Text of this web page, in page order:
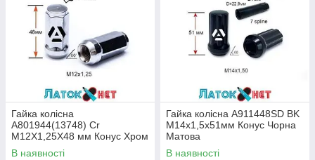
Гайка колісна
A801944(13748) Cr
M12Х1,25X48 мм Конус Хром
Ключ 19 мм
В наявності
Гайка колісна A911448SD BK
M14х1,5х51мм Конус Чорна
Матова
В наявності